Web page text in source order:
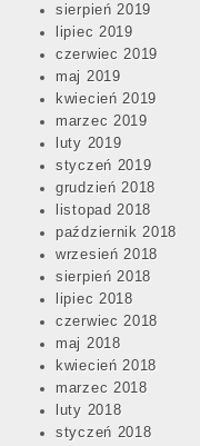
sierpień 2019
lipiec 2019
czerwiec 2019
maj 2019
kwiecień 2019
marzec 2019
luty 2019
styczeń 2019
grudzień 2018
listopad 2018
październik 2018
wrzesień 2018
sierpień 2018
lipiec 2018
czerwiec 2018
maj 2018
kwiecień 2018
marzec 2018
luty 2018
styczeń 2018